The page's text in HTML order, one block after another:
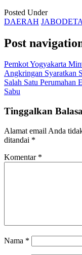
Posted Under
DAERAH
Post
Pemkot Yogyakarta
Angkringan Syaratkan
Salah Satu
Sabu
Tinggalkan
Alamat email Anda
ditandai *
Komentar *
Nama *